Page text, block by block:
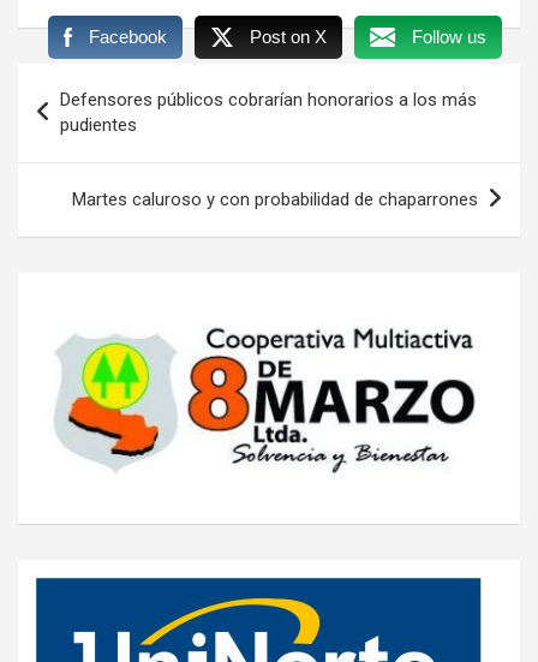
Facebook Post on X Follow us
de
entradas
Defensores públicos cobrarían honorarios a los más
pudientes
Martes caluroso y con probabilidad de chaparrones